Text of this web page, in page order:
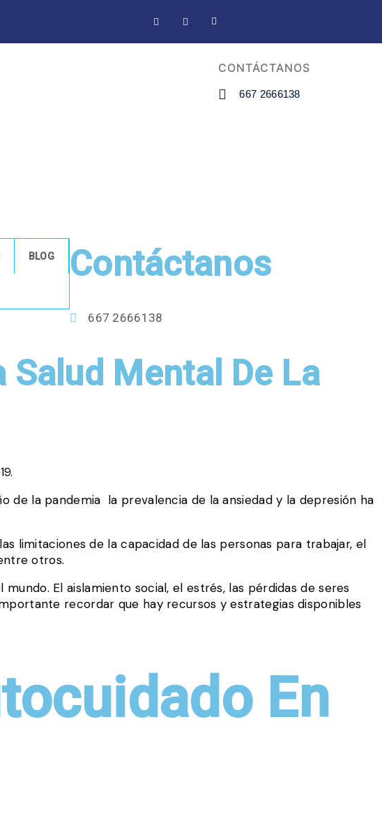
CONTÁCTANOS
667 2666138
BLOG Contáctanos
667 2666138
Salud Mental De La
de la pandemia la prevalencia de la ansiedad y la depresión ha
limitaciones de la capacidad de las personas para trabajar, el
otros.
El aislamiento social, el estrés, las pérdidas de seres
recordar que hay recursos y estrategias disponibles
En